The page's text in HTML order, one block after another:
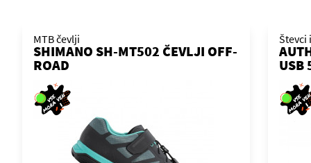
MTB čevlji
SHIMANO SH-MT502 ČEVLJI OFF-
ROAD
Števci
USB